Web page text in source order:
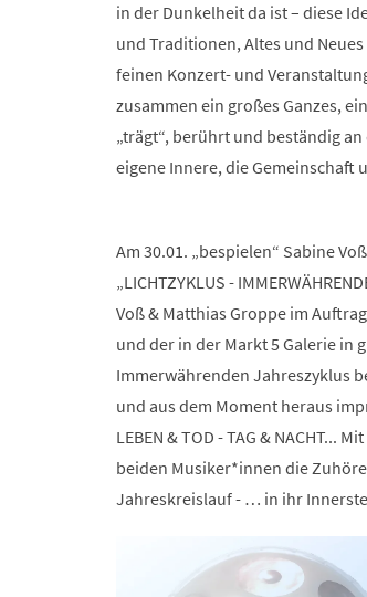
in der Dunkelheit da ist – diese
und Traditionen, Altes und
feinen Konzert- und
zusammen ein großes Ganzes,
„trägt“, berührt und beständig
eigene Innere, die Gemeinschaft
Am 30.01. „bespielen“ Sabine
„LICHTZYKLUS -
Voß & Matthias Groppe im
und der in der Markt 5 Galerie in
Immerwährenden Jahreszyklus
und aus dem Moment heraus
LEBEN & TOD - TAG & NACHT...
beiden Musiker*innen die
Jahreskreislauf - … in ihr